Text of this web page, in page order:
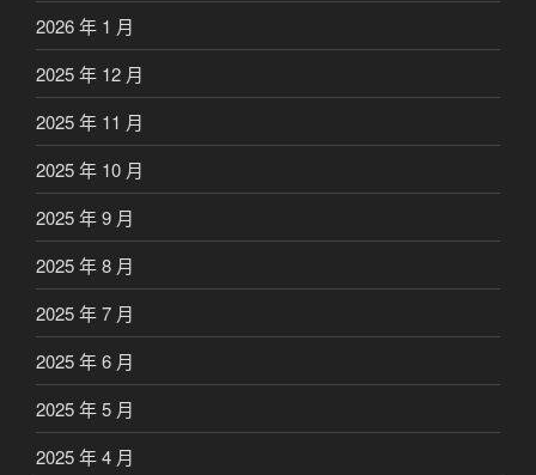
2026 年 1 月
2025 年 12 月
2025 年 11 月
2025 年 10 月
2025 年 9 月
2025 年 8 月
2025 年 7 月
2025 年 6 月
2025 年 5 月
2025 年 4 月